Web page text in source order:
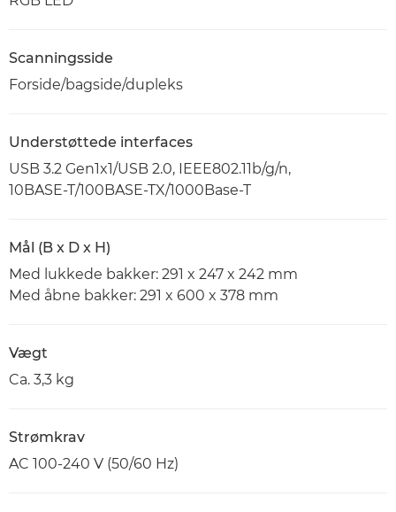
Scanningsside
Forside/bagside/dupleks
Understøttede interfaces
USB 3.2 Gen1x1/USB 2.0, IEEE802.11b/g/n,
10BASE-T/100BASE-TX/1000Base-T
Mål (B x D x H)
Med lukkede bakker: 291 x 247 x 242 mm
Med åbne bakker: 291 x 600 x 378 mm
Vægt
Ca. 3,3 kg
Strømkrav
AC 100-240 V (50/60 Hz)